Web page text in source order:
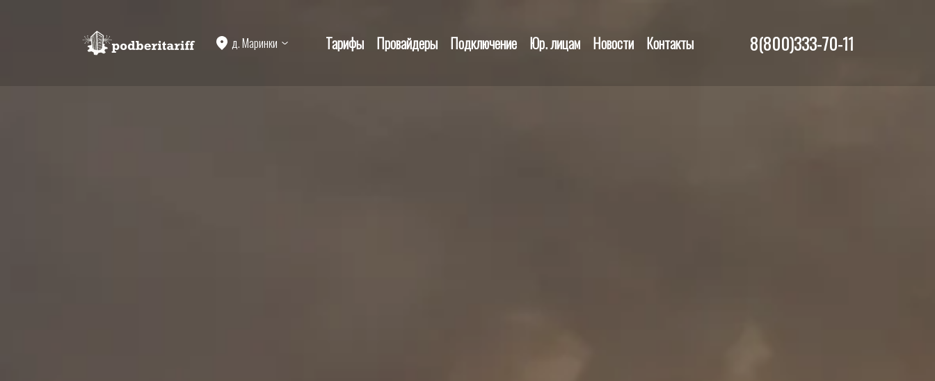
д. Маринки Тарифы Провайдеры Подключение Юр. лицам Новости Контакты 8(800)333-70-11